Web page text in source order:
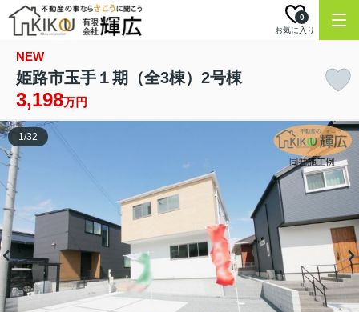
お気に入り
0
NEW
姫路市玉手１期（全3棟）2号棟
3,198万円
1/32